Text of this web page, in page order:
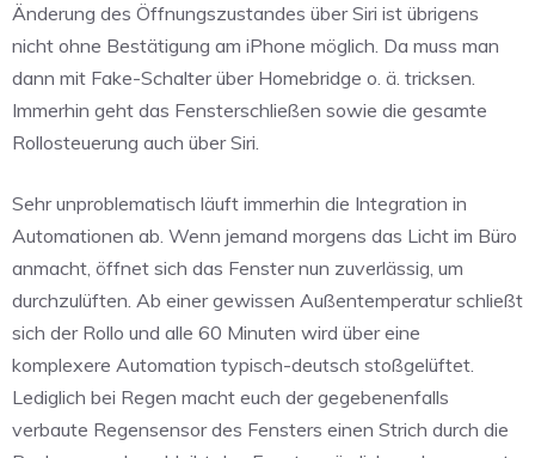
Änderung des Öffnungszustandes über Siri ist übrigens
nicht ohne Bestätigung am iPhone möglich. Da muss man
dann mit Fake-Schalter über Homebridge o. ä. tricksen.
Immerhin geht das Fensterschließen sowie die gesamte
Rollosteuerung auch über Siri.
Sehr unproblematisch läuft immerhin die Integration in
Automationen ab. Wenn jemand morgens das Licht im Büro
anmacht, öffnet sich das Fenster nun zuverlässig, um
durchzulüften. Ab einer gewissen Außentemperatur schließt
sich der Rollo und alle 60 Minuten wird über eine
komplexere Automation typisch-deutsch stoßgelüftet.
Lediglich bei Regen macht euch der gegebenenfalls
verbaute Regensensor des Fensters einen Strich durch die